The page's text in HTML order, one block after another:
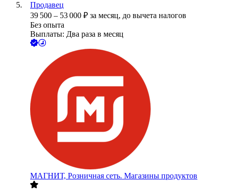
Продавец
39 500 – 53 000 ₽ за месяц, до вычета налогов
Без опыта
Выплаты: Два раза в месяц
МАГНИТ, Розничная сеть. Магазины продуктов